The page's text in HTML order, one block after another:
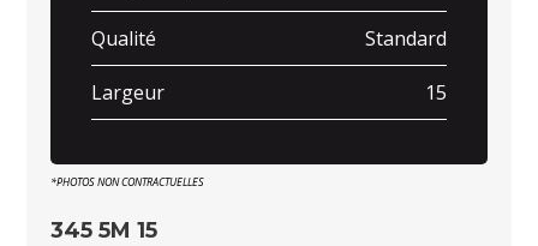
Qualité Standard
Largeur 15
*PHOTOS NON CONTRACTUELLES
345 5M 15